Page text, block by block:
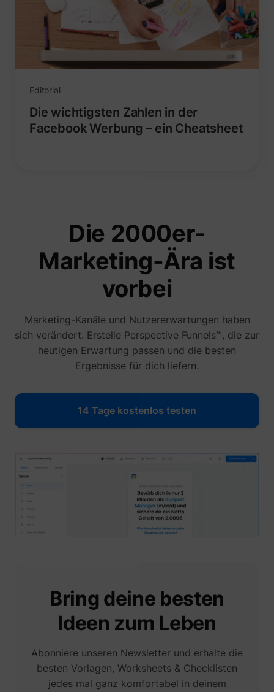
Editorial
Die wichtigsten Zahlen in der
Facebook Werbung – ein Cheatsheet
Die 2000er-
Marketing-Ära ist
vorbei
Marketing-Kanäle und Nutzererwartungen haben
sich verändert. Erstelle Perspective Funnels™, die zur
heutigen Erwartung passen und die besten
Ergebnisse für dich liefern.
14 Tage kostenlos testen
Bring deine besten
Ideen zum Leben
Abonniere unseren Newsletter und erhalte die
besten Vorlagen, Worksheets & Checklisten
jedes mal ganz komfortabel in deinem